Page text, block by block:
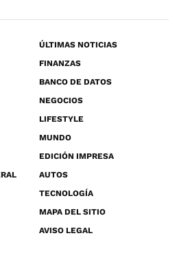
ÚLTIMAS NOTICIAS
FINANZAS
BANCO DE DATOS
NEGOCIOS
LIFESTYLE
MUNDO
EDICIÓN IMPRESA
AUTOS
TECNOLOGÍA
MAPA DEL SITIO
AVISO LEGAL